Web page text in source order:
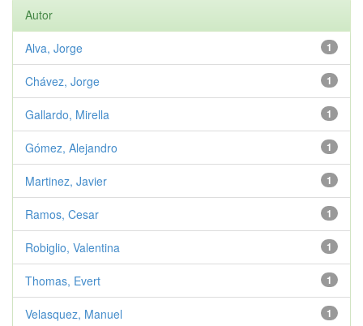
Autor
1
Alva, Jorge
1
Chávez, Jorge
1
Gallardo, Mirella
1
Gómez, Alejandro
1
Martinez, Javier
1
Ramos, Cesar
1
Robiglio, Valentina
1
Thomas, Evert
1
Velasquez, Manuel